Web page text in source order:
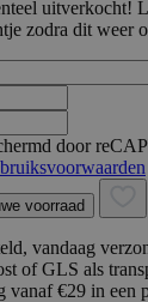
uitverkocht!
zodra dit weer
door
voorraad
vandaag
of GLS als
vanaf €29 in een